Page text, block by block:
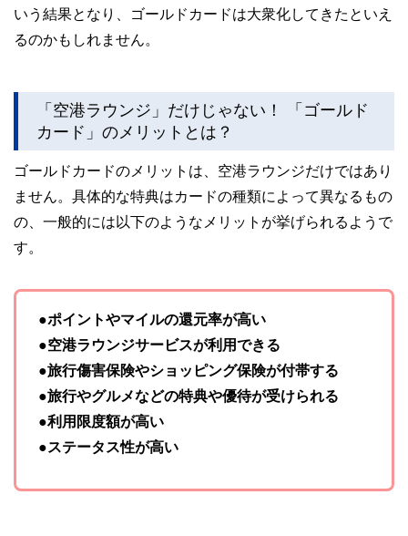
いう結果となり、ゴールドカードは大衆化してきたといえ
るのかもしれません。
「空港ラウンジ」だけじゃない！ 「ゴールド
カード」のメリットとは？
ゴールドカードのメリットは、空港ラウンジだけではあり
ません。具体的な特典はカードの種類によって異なるもの
の、一般的には以下のようなメリットが挙げられるようで
す。
●ポイントやマイルの還元率が高い
●空港ラウンジサービスが利用できる
●旅行傷害保険やショッピング保険が付帯する
●旅行やグルメなどの特典や優待が受けられる
●利用限度額が高い
●ステータス性が高い